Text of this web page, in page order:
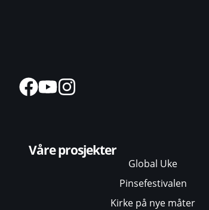
Våre prosjekter
Global Uke
Pinsefestivalen
Kirke på nye måter